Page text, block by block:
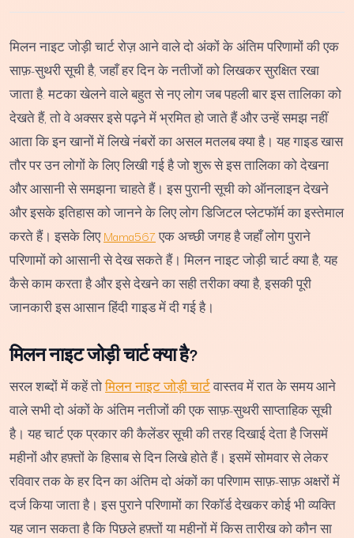
मिलन नाइट जोड़ी चार्ट रोज़ आने वाले दो अंकों के अंतिम परिणामों की एक
साफ़-सुथरी सूची है, जहाँ हर दिन के नतीजों को लिखकर सुरक्षित रखा
जाता है. मटका खेलने वाले बहुत से नए लोग जब पहली बार इस तालिका को
देखते हैं, तो वे अक्सर इसे पढ़ने में भ्रमित हो जाते हैं और उन्हें समझ नहीं
आता कि इन खानों में लिखे नंबरों का असल मतलब क्या है। यह गाइड खास
तौर पर उन लोगों के लिए लिखी गई है जो शुरू से इस तालिका को देखना
और आसानी से समझना चाहते हैं। इस पुरानी सूची को ऑनलाइन देखने
और इसके इतिहास को जानने के लिए लोग डिजिटल प्लेटफॉर्म का इस्तेमाल
करते हैं। इसके लिएMama567एक अच्छी जगह है जहाँ लोग पुराने
परिणामों को आसानी से देख सकते हैं। मिलन नाइट जोड़ी चार्ट क्या है, यह
कैसे काम करता है और इसे देखने का सही तरीका क्या है, इसकी पूरी
जानकारी इस आसान हिंदी गाइड में दी गई है।
मिलन नाइट जोड़ी चार्ट क्या है?
सरल शब्दों में कहें तोमिलन नाइट जोड़ी चार्टवास्तव में रात के समय आने
वाले सभी दो अंकों के अंतिम नतीजों की एक साफ़-सुथरी साप्ताहिक सूची
है। यह चार्ट एक प्रकार की कैलेंडर सूची की तरह दिखाई देता है जिसमें
महीनों और हफ़्तों के हिसाब से दिन लिखे होते हैं। इसमें सोमवार से लेकर
रविवार तक के हर दिन का अंतिम दो अंकों का परिणाम साफ़-साफ़ अक्षरों में
दर्ज किया जाता है। इस पुराने परिणामों का रिकॉर्ड देखकर कोई भी व्यक्ति
यह जान सकता है कि पिछले हफ़्तों या महीनों में किस तारीख को कौन सा